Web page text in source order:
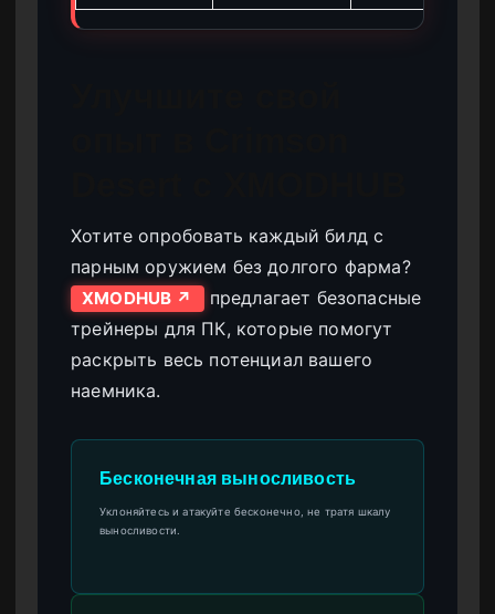
Хотите опробовать каждый билд с
парным оружием без долгого фарма?
XMODHUB ↗
предлагает безопасные
трейнеры для ПК, которые помогут
раскрыть весь потенциал вашего
наемника.
Бесконечная выносливость
Уклоняйтесь и атакуйте бесконечно, не тратя шкалу
выносливости.